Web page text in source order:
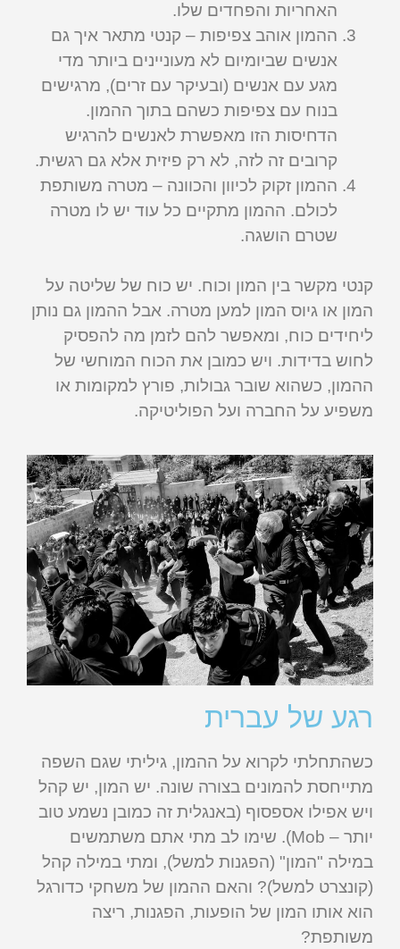
האחריות והפחדים שלו.
ההמון אוהב צפיפות – קנטי מתאר איך גם
אנשים שביומיום לא מעוניינים ביותר מדי
מגע עם אנשים (ובעיקר עם זרים), מרגישים
בנוח עם צפיפות כשהם בתוך ההמון.
הדחיסות הזו מאפשרת לאנשים להרגיש
קרובים זה לזה, לא רק פיזית אלא גם רגשית.
ההמון זקוק לכיוון והכוונה – מטרה משותפת
לכולם. ההמון מתקיים כל עוד יש לו מטרה
שטרם הושגה.
קנטי מקשר בין המון וכוח. יש כוח של שליטה על
המון או גיוס המון למען מטרה. אבל ההמון גם נותן
ליחידים כוח, ומאפשר להם לזמן מה להפסיק
לחוש בדידות. ויש כמובן את הכוח המוחשי של
ההמון, כשהוא שובר גבולות, פורץ למקומות או
משפיע על החברה ועל הפוליטיקה.
רגע של עברית
כשהתחלתי לקרוא על ההמון, גיליתי שגם השפה
מתייחסת להמונים בצורה שונה. יש המון, יש קהל
ויש אפילו אספסוף (באנגלית זה כמובן נשמע טוב
יותר – Mob). שימו לב מתי אתם משתמשים
במילה "המון" (הפגנות למשל), ומתי במילה קהל
(קונצרט למשל)? והאם ההמון של משחקי כדורגל
הוא אותו המון של הופעות, הפגנות, ריצה
משותפת?